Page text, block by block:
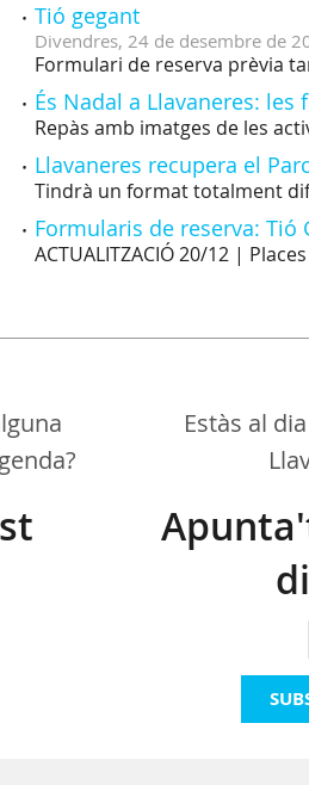
Tió gegant
Divendres, 24 de desembre de
Formulari de reserva prèvia
És Nadal a Llavaneres: les
Repàs amb imatges de les
Llavaneres recupera el
Tindrà un format totalment
Formularis de reserva: Tió
ACTUALITZACIÓ 20/12 |
Estàs al